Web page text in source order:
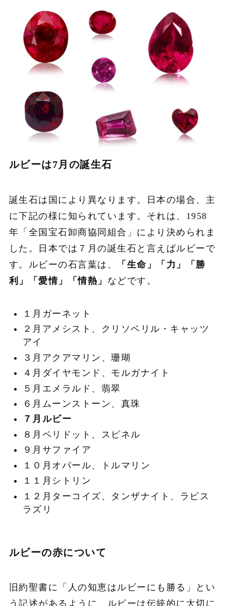
ルビーは7月の誕生石
誕生石は国により異なります。日本の場合、主
に下記の様に知られています。それは、1958
年「全国宝石卸商協同組合」により決められま
した。日本では７月の誕生石と言えばルビーで
す。ルビーの石言葉は、
「生命」「力」「勝
利」「愛情」「情熱」 などです。
１月ガーネット
２月アメシスト、クリソベリル・キャッツ
アイ
３月アクアマリン、珊瑚
４月ダイヤモンド、モルガナイト
５月エメラルド、翡翠
６月ムーンストーン、真珠
７月ルビー
８月ペリドット、スピネル
９月サファイア
１０月オパール、トルマリン
１１月シトリン
１２月ターコイズ、タンザナイト、ラピス
ラズリ
ルビーの赤について
旧約聖書に「人の知恵はルビーにも勝る」とい
う記述があるように、ルビーは伝統的に大切に